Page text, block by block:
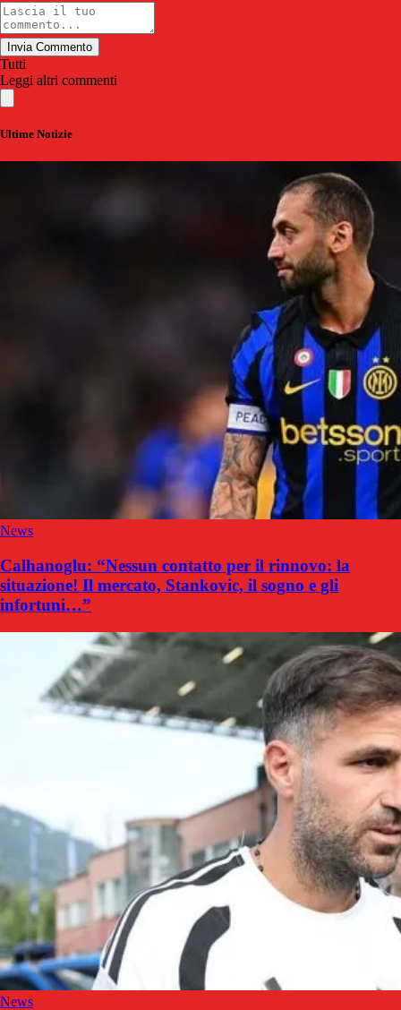
Invia Commento
Tutti
Leggi altri commenti
Ultime Notizie
News
Calhanoglu: “Nessun contatto per il rinnovo: la
situazione! Il mercato, Stankovic, il sogno e gli
infortuni…”
News